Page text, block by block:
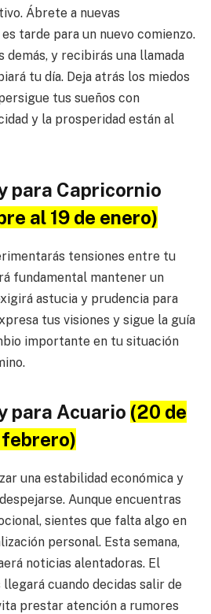
Ábrete a nuevas
tarde para un nuevo comienzo.
demás, y recibirás una llamada
tu día. Deja atrás los miedos
tus sueños con
y la prosperidad están al
para Capricornio
al 19 de enero)
tensiones entre tu
fundamental mantener un
astucia y prudencia para
tus visiones y sigue la guía
importante en tu situación
para Acuario (20 de
febrero)
una estabilidad económica y
Aunque encuentras
sientes que falta algo en
personal. Esta semana,
noticias alentadoras. El
cuando decidas salir de
prestar atención a rumores